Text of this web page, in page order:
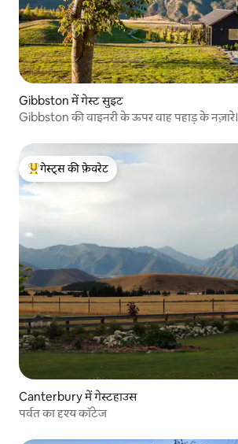
Gibbston में गेस्ट सुइट
Gibbston की वाइनरी के ऊपर वाह पहाड़ के नज़ारे।
गेस्ट्स का टॉप फ़ेवरेट
गेस्ट्स की फ़ेवरेट
Canterbury में गेस्टहाउस
पर्वत का दृश्य कॉटेज